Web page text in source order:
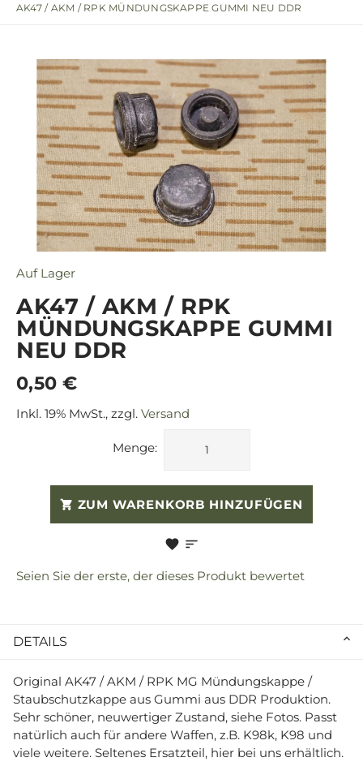
AK47 / AKM / RPK MÜNDUNGSKAPPE GUMMI NEU DDR
Auf Lager
AK47 / AKM / RPK
MÜNDUNGSKAPPE GUMMI
NEU DDR
0,50 €
Inkl. 19% MwSt., zzgl. Versand
Menge:
ZUM WARENKORB HINZUFÜGEN
Seien Sie der erste, der dieses Produkt bewertet
DETAILS
Original AK47 / AKM / RPK MG Mündungskappe /
Staubschutzkappe aus Gummi aus DDR Produktion.
Sehr schöner, neuwertiger Zustand, siehe Fotos. Passt
natürlich auch für andere Waffen, z.B. K98k, K98 und
viele weitere. Seltenes Ersatzteil, hier bei uns erhältlich.